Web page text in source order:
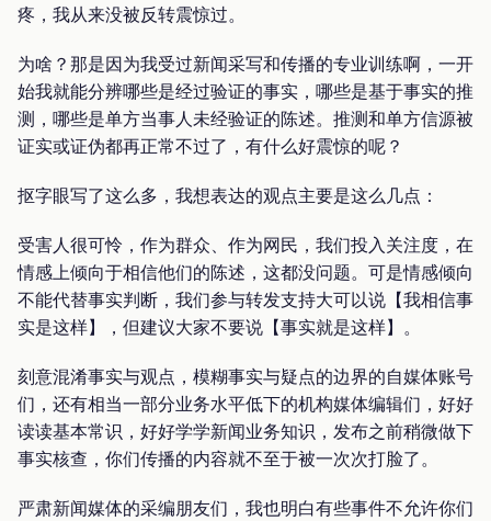
疼，我从来没被反转震惊过。
为啥？那是因为我受过新闻采写和传播的专业训练啊，一开
始我就能分辨哪些是经过验证的事实，哪些是基于事实的推
测，哪些是单方当事人未经验证的陈述。推测和单方信源被
证实或证伪都再正常不过了，有什么好震惊的呢？
抠字眼写了这么多，我想表达的观点主要是这么几点：
受害人很可怜，作为群众、作为网民，我们投入关注度，在
情感上倾向于相信他们的陈述，这都没问题。可是情感倾向
不能代替事实判断，我们参与转发支持大可以说【我相信事
实是这样】，但建议大家不要说【事实就是这样】。
刻意混淆事实与观点，模糊事实与疑点的边界的自媒体账号
们，还有相当一部分业务水平低下的机构媒体编辑们，好好
读读基本常识，好好学学新闻业务知识，发布之前稍微做下
事实核查，你们传播的内容就不至于被一次次打脸了。
严肃新闻媒体的采编朋友们，我也明白有些事件不允许你们